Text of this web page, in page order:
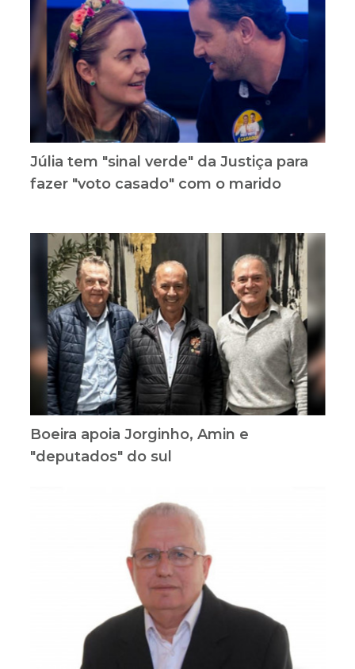
Júlia tem "sinal verde" da Justiça para
fazer "voto casado" com o marido
Boeira apoia Jorginho, Amin e
"deputados" do sul